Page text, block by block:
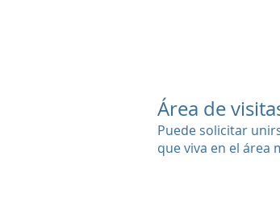
Área de
Puede solicitar
que viva en el área